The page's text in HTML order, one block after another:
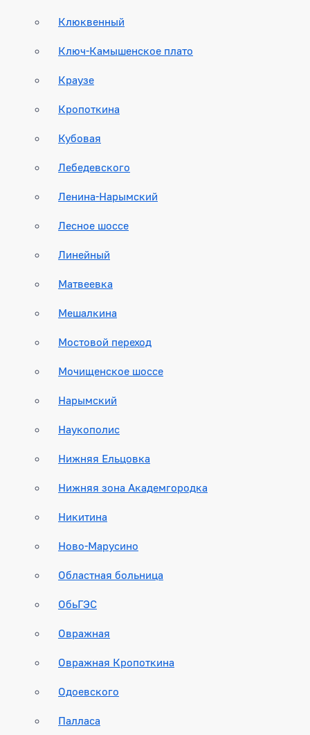
Клюквенный
Ключ-Камышенское плато
Краузе
Кропоткина
Кубовая
Лебедевского
Ленина-Нарымский
Лесное шоссе
Линейный
Матвеевка
Мешалкина
Мостовой переход
Мочищенское шоссе
Нарымский
Наукополис
Нижняя Ельцовка
Нижняя зона Академгородка
Никитина
Ново-Марусино
Областная больница
ОбьГЭС
Овражная
Овражная Кропоткина
Одоевского
Палласа